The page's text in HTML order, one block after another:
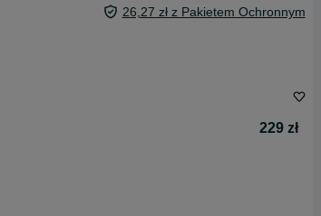
26,27 zł z Pakietem Ochronnym
229 zł